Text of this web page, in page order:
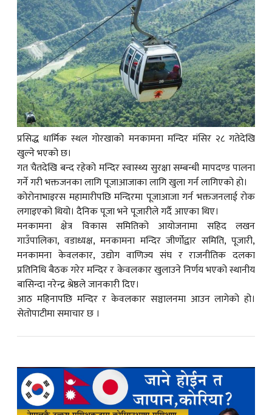
News
प्रसिद्ध धार्मिक स्थल गोरखाको मनकामना मन्दिर मंसिर २८ गतेदेखि
खुल्ने भएको छ।
गत चैतदेखि बन्द रहेको मन्दिर स्वास्थ्य सुरक्षा सम्बन्धी मापदण्ड पालना
गर्ने गरी भक्तजनका लागि पूजाआजाका लागि खुला गर्न लागिएको हो।
कोरोनाभाइरस महामारीपछि मन्दिरमा पूजाआजा गर्न भक्तजनलाई रोक
लगाइएको थियो। दैनिक पूजा भने पूजारीले गर्दै आएका थिए।
मनकामना क्षेत्र विकास समितिको आयोजनामा सहिद लखन
गाउँपालिका, वडाध्यक्ष, मनकामना मन्दिर जीर्णोद्वार समिति, पूजारी,
मनकामना केवलकार, उद्योग वाणिज्य संघ र राजनीतिक दलका
प्रतिनिधि बैठक गरेर मन्दिर र केवलकार खुलाउने निर्णय भएको स्थानीय
बासिन्दा नरेन्द्र श्रेष्ठले जानकारी दिए।
आठ महिनापछि मन्दिर र केवलकार सञ्चालनमा आउन लागेको हो।
सेतोपाटीमा समाचार छ ।